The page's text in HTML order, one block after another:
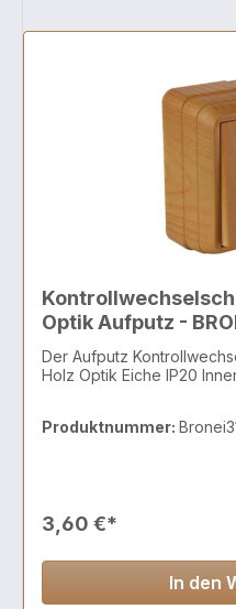
Optik Aufputz -
Der Aufputz
Holz Optik Eiche IP20
Produktnummer:
3,60 €*
In den